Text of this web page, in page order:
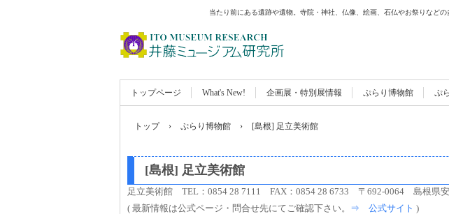
当たり前にある遺跡や遺物。寺院・神社、仏像、絵画、石仏やお祭りなど
トップページ What's New! 企画展・特別展情報 ぷらり博物館 ぷ
トップ › ぷらり博物館 › [島根] 足立美術館
[島根] 足立美術館
足立美術館 TEL：0854 28 7111 FAX：0854 28 6733 〒692-0064 島根県安
( 最新情報は公式ページ・問合せ先にてご確認下さい。 ⇒ 公式サイト )